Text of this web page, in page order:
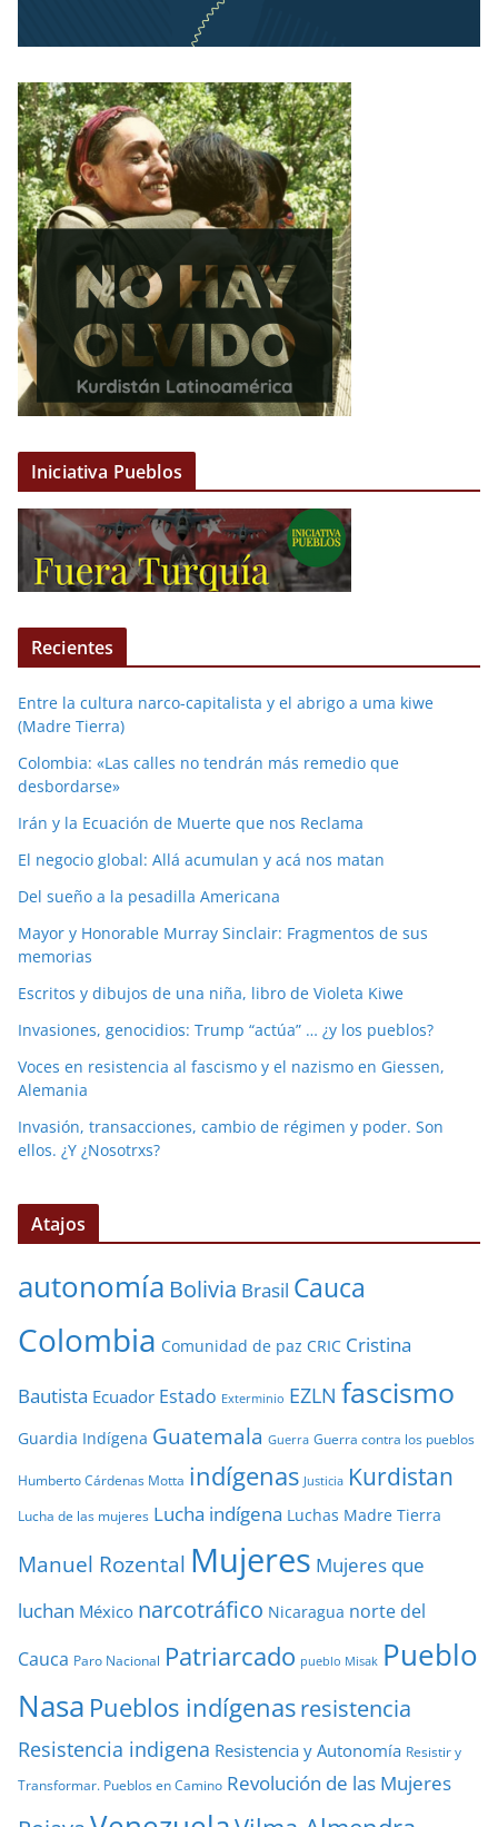
Iniciativa Pueblos
Recientes
Entre la cultura narco-capitalista y el abrigo a uma kiwe
(Madre Tierra)
Colombia: «Las calles no tendrán más remedio que
desbordarse»
Irán y la Ecuación de Muerte que nos Reclama
El negocio global: Allá acumulan y acá nos matan
Del sueño a la pesadilla Americana
Mayor y Honorable Murray Sinclair: Fragmentos de sus
memorias
Escritos y dibujos de una niña, libro de Violeta Kiwe
Invasiones, genocidios: Trump “actúa” … ¿y los pueblos?
Voces en resistencia al fascismo y el nazismo en Giessen,
Alemania
Invasión, transacciones, cambio de régimen y poder. Son
ellos. ¿Y ¿Nosotrxs?
Atajos
autonomía Bolivia Brasil Cauca
Colombia Comunidad de paz CRIC Cristina
Bautista Ecuador Estado Exterminio EZLN fascismo
Guardia Indígena Guatemala Guerra Guerra contra los pueblos
Humberto Cárdenas Motta indígenas Justicia Kurdistan
Lucha de las mujeres Lucha indígena Luchas Madre Tierra
Manuel Rozental Mujeres Mujeres que
luchan México narcotráfico Nicaragua norte del
Cauca Paro Nacional Patriarcado pueblo Misak Pueblo
Nasa Pueblos indígenasresistencia
Resistencia indigena Resistencia y Autonomía Resistir y
Transformar. Pueblos en Camino Revolución de las Mujeres